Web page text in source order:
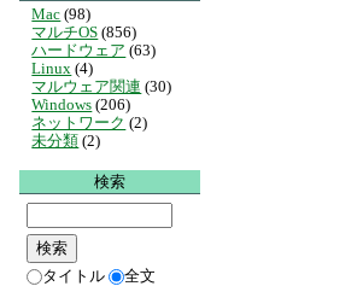
Mac (98)
マルチOS (856)
ハードウェア (63)
Linux (4)
マルウェア関連 (30)
Windows (206)
ネットワーク (2)
未分類 (2)
検索
タイトル 全文